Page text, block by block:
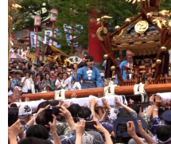
最新報導
深度報導
新聞